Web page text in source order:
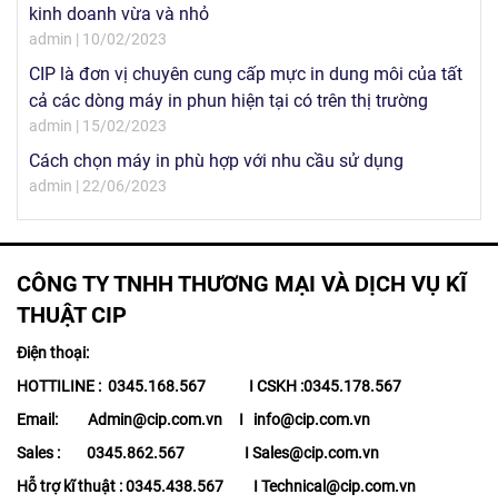
kinh doanh vừa và nhỏ
admin | 10/02/2023
CIP là đơn vị chuyên cung cấp mực in dung môi của tất
cả các dòng máy in phun hiện tại có trên thị trường
admin | 15/02/2023
Cách chọn máy in phù hợp với nhu cầu sử dụng
admin | 22/06/2023
CÔNG TY TNHH THƯƠNG MẠI VÀ DỊCH VỤ KĨ
THUẬT CIP
Điện thoại:
HOTTILINE : 0345.168.567 I CSKH :0345.178.567
Email: Admin@cip.com.vn I info@cip.com.vn
Sales : 0345.862.567 I Sales@cip.com.vn
Hỗ trợ kĩ thuật : 0345.438.567 I Technical@cip.com.vn